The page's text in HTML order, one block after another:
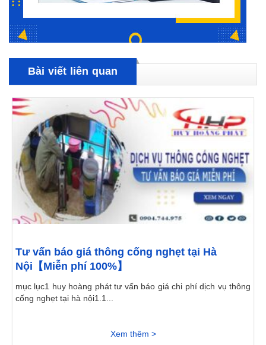
Bài viết liên quan
Tư vấn báo giá thông cống nghẹt tại Hà
Nội【Miễn phí 100%】
mục lục1 huy hoàng phát tư vấn báo giá chi phí dịch vụ thông
cống nghẹt tại hà nội1.1...
Xem thêm >